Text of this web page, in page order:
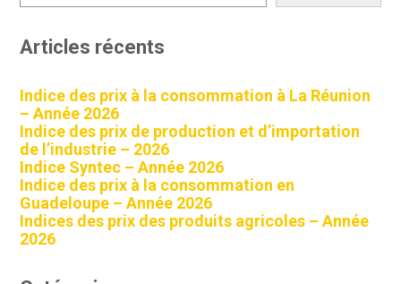
Articles récents
Indice des prix à la consommation à La Réunion
– Année 2026
Indice des prix de production et d’importation
de l’industrie – 2026
Indice Syntec – Année 2026
Indice des prix à la consommation en
Guadeloupe – Année 2026
Indices des prix des produits agricoles – Année
2026